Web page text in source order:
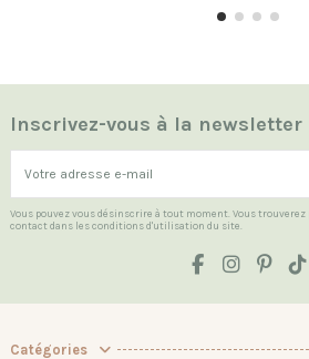
Inscrivez-vous à la newsletter
Vous pouvez vous désinscrire à tout moment. Vous
contact dans les conditions d'utilisation du site.
Catégories